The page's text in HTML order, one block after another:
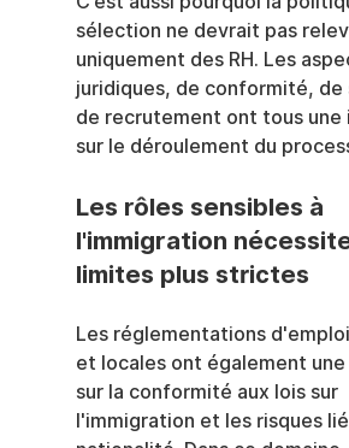
sélection ne devrait pas
uniquement des RH. Les
juridiques, de conformité,
de recrutement ont tous une
sur le déroulement du
Les rôles sensibles à
l'immigration
limites plus strictes
Les réglementations
et locales ont également
sur la conformité aux lois sur
l'immigration et les risques